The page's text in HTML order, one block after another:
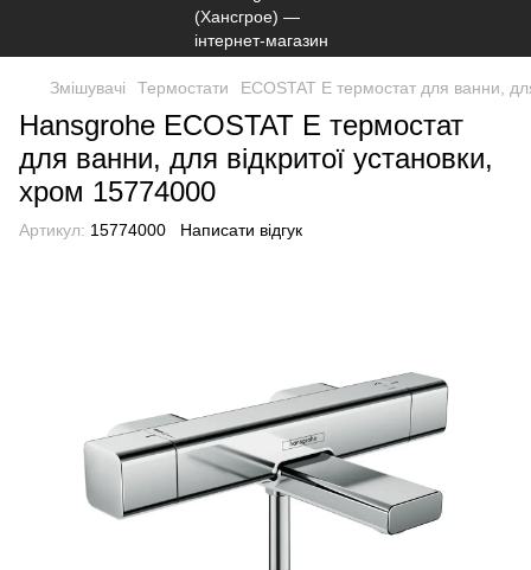
Змішувачі Термостати ECOSTAT E термостат для ванни,
Hansgrohe ECOSTAT E термостат
для ванни, для відкритої установки,
хром 15774000
Артикул: 15774000 Написати відгук